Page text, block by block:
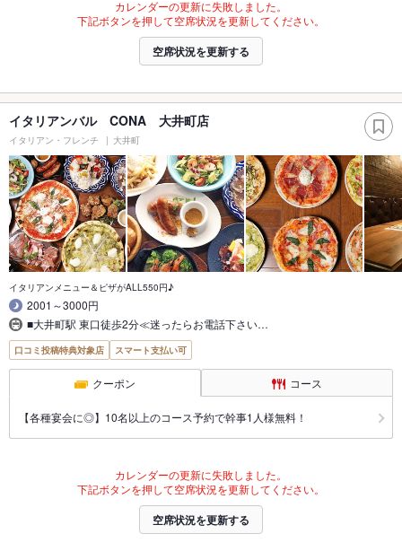
カレンダーの更新に失敗しました。
下記ボタンを押して空席状況を更新してください。
空席状況を更新する
イタリアンバル CONA 大井町店
イタリアン・フレンチ 大井町
イタリアンメニュー＆ピザがALL550円♪
2001～3000円
■大井町駅 東口徒歩2分≪迷ったらお電話下さい…
口コミ投稿特典対象店 スマート支払い可
クーポン コース
【各種宴会に◎】10名以上のコース予約で幹事1人様無料！
カレンダーの更新に失敗しました。
下記ボタンを押して空席状況を更新してください。
空席状況を更新する